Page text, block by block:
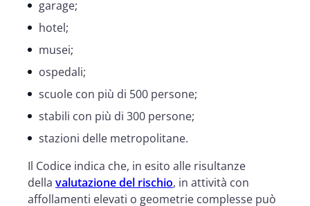
garage;
hotel;
musei;
ospedali;
scuole con più di 500 persone;
stabili con più di 300 persone;
stazioni delle metropolitane.
Il Codice indica che, in esito alle risultanze
della valutazione del rischio, in attività con
affollamenti elevati o geometrie complesse può